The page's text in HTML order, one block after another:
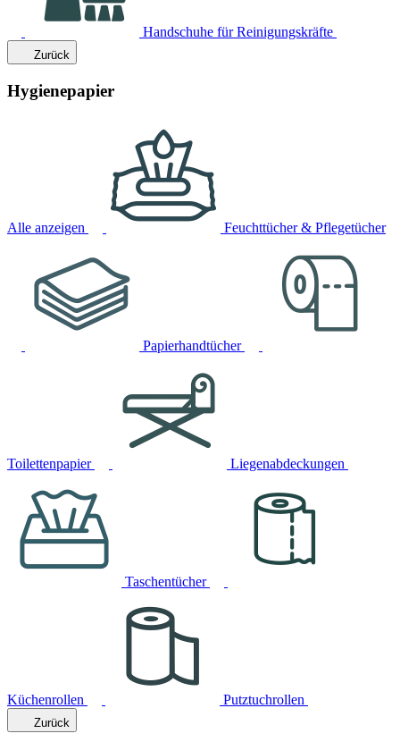
Handschuhe für Reinigungskräfte
Zurück
Hygienepapier
Alle anzeigen Feuchttücher & Pflegetücher
Papierhandtücher
Toilettenpapier Liegenabdeckungen
Taschentücher
Küchenrollen Putztuchrollen
Zurück